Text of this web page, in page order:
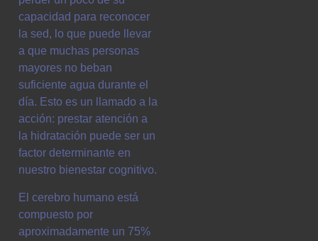
capacidad para reconocer
la sed, lo que puede llevar
a que muchas personas
mayores no beban
suficiente agua durante el
día. Esto es un llamado a la
acción: prestar atención a
la hidratación puede ser un
factor determinante en
nuestro bienestar cognitivo.
El cerebro humano está
compuesto por
aproximadamente un 75%